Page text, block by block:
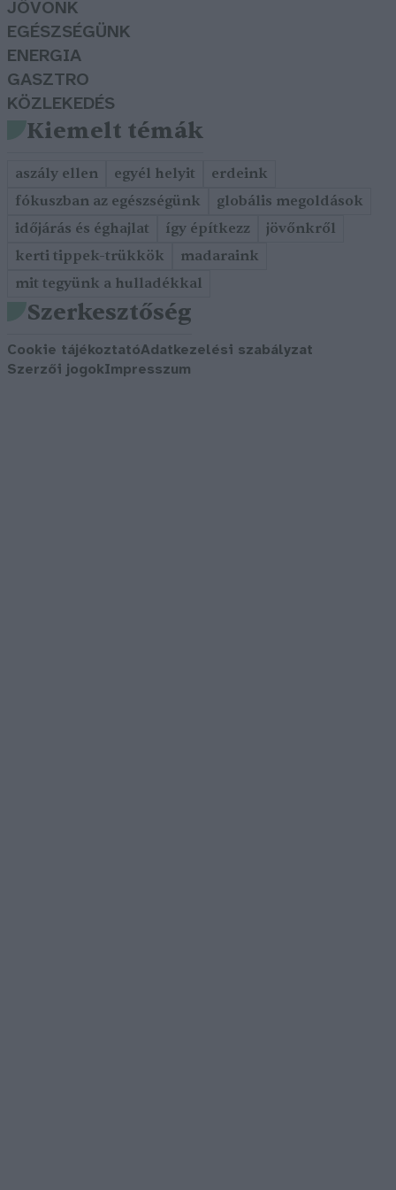
JÖVŐNK
EGÉSZSÉGÜNK
ENERGIA
GASZTRO
KÖZLEKEDÉS
Kiemelt témák
aszály ellen egyél helyit
erdeink
fókuszban az egészségünk
globális megoldások
időjárás és éghajlat
így építkezz
jövőnkről
kerti tippek-trükkök
madaraink
mit tegyünk a hulladékkal
Szerkesztőség
Cookie tájékoztatóAdatkezelési szabályzat
Szerzői jogokImpresszum